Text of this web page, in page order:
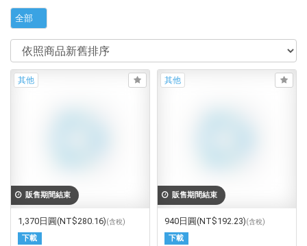
全部
販售期間結束
1,370日圓(NT$280.16)(含稅)
下載
其他
販售期間結束
940日圓(NT$192.23)(含稅)
下載
其他